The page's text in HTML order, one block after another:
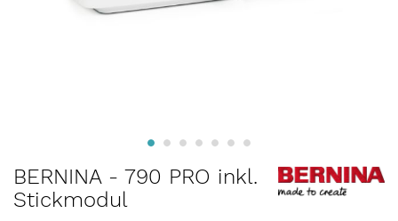
Anfang
der
BERNINA - 790 PRO inkl.
Stickmodul